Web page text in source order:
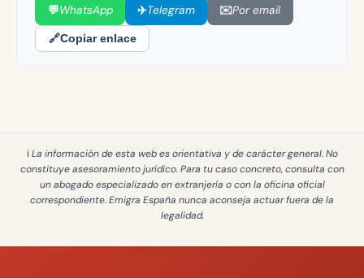
💬WhatsApp ✈️Telegram ✉️Por email
🔗Copiar enlace
ℹ️ La información de esta web esorientativa y de carácter general. No
constituye asesoramiento jurídico. Para tu caso concreto, consulta con
un abogado especializado en extranjería o con la oficina oficial
correspondiente. Emigra España nunca aconseja actuar fuera de la
legalidad.